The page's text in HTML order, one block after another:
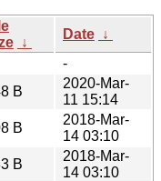
↓
Date ↓
-
B
2020-Mar-
11 15:14
B
2018-Mar-
14 03:10
B
2018-Mar-
14 03:10